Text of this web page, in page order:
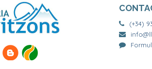
(+34)